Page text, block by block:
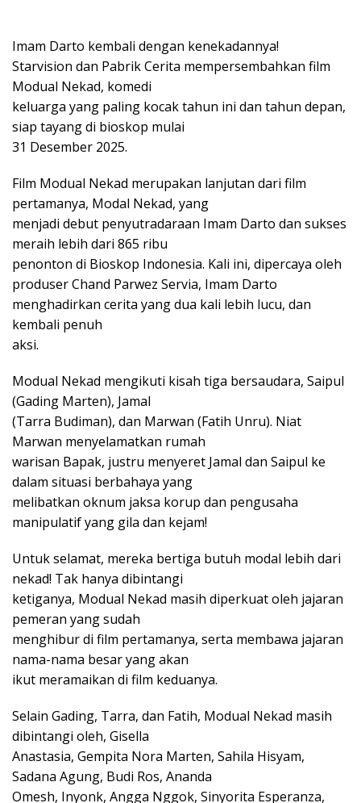
Imam Darto kembali dengan kenekadannya!
Starvision dan Pabrik Cerita mempersembahkan film
Modual Nekad, komedi
keluarga yang paling kocak tahun ini dan tahun depan,
siap tayang di bioskop mulai
31 Desember 2025.
Film Modual Nekad merupakan lanjutan dari film
pertamanya, Modal Nekad, yang
menjadi debut penyutradaraan Imam Darto dan sukses
meraih lebih dari 865 ribu
penonton di Bioskop Indonesia. Kali ini, dipercaya oleh
produser Chand Parwez Servia, Imam Darto
menghadirkan cerita yang dua kali lebih lucu, dan
kembali penuh
aksi.
Modual Nekad mengikuti kisah tiga bersaudara, Saipul
(Gading Marten), Jamal
(Tarra Budiman), dan Marwan (Fatih Unru). Niat
Marwan menyelamatkan rumah
warisan Bapak, justru menyeret Jamal dan Saipul ke
dalam situasi berbahaya yang
melibatkan oknum jaksa korup dan pengusaha
manipulatif yang gila dan kejam!
Untuk selamat, mereka bertiga butuh modal lebih dari
nekad! Tak hanya dibintangi
ketiganya, Modual Nekad masih diperkuat oleh jajaran
pemeran yang sudah
menghibur di film pertamanya, serta membawa jajaran
nama-nama besar yang akan
ikut meramaikan di film keduanya.
Selain Gading, Tarra, dan Fatih, Modual Nekad masih
dibintangi oleh, Gisella
Anastasia, Gempita Nora Marten, Sahila Hisyam,
Sadana Agung, Budi Ros, Ananda
Omesh, Inyonk, Angga Nggok, Sinyorita Esperanza,